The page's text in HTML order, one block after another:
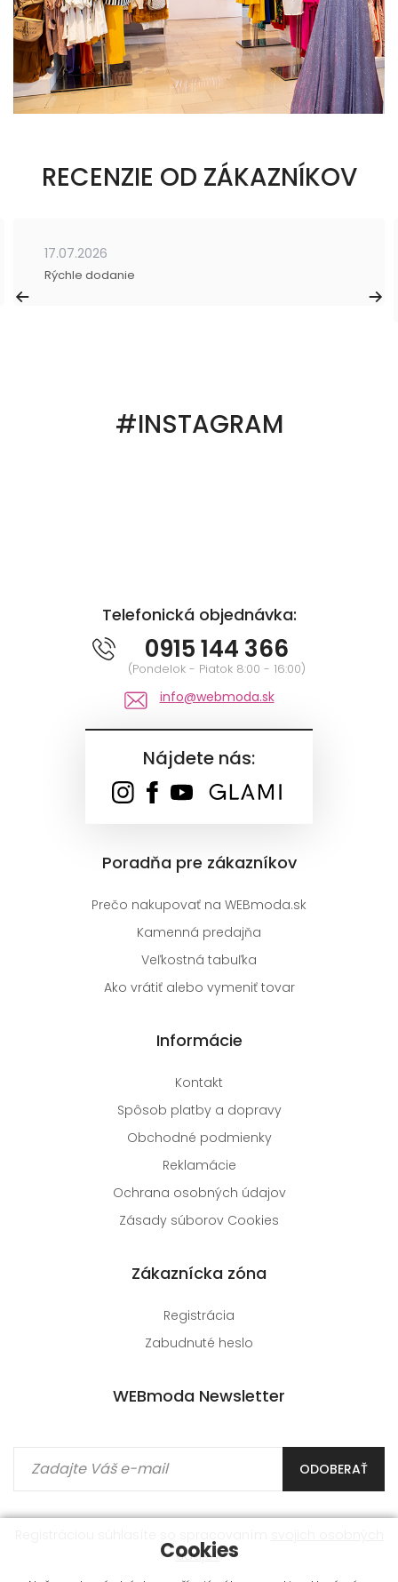
RECENZIE OD ZÁKAZNÍKOV
17.07.2026
Rýchle dodanie
#INSTAGRAM
Telefonická objednávka:
0915 144 366
(Pondelok - Piatok 8:00 - 16:00)
info@webmoda.sk
Nájdete nás:
Poradňa pre zákazníkov
Prečo nakupovať na WEBmoda.sk
Kamenná predajňa
Veľkostná tabuľka
Ako vrátiť alebo vymeniť tovar
Informácie
Kontakt
Spôsob platby a dopravy
Obchodné podmienky
Reklamácie
Ochrana osobných údajov
Zásady súborov Cookies
Zákaznícka zóna
Registrácia
Zabudnuté heslo
WEBmoda Newsletter
ODOBERAŤ
údajov.
Cookies